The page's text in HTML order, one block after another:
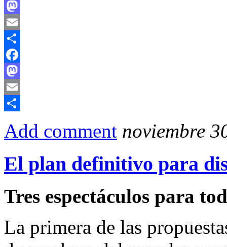
Facebook
Mastodon
Email
Compartir
Facebook
Mastodon
Email
Add comment noviembre
El plan definitivo para
Tres espectáculos para
La primera de las